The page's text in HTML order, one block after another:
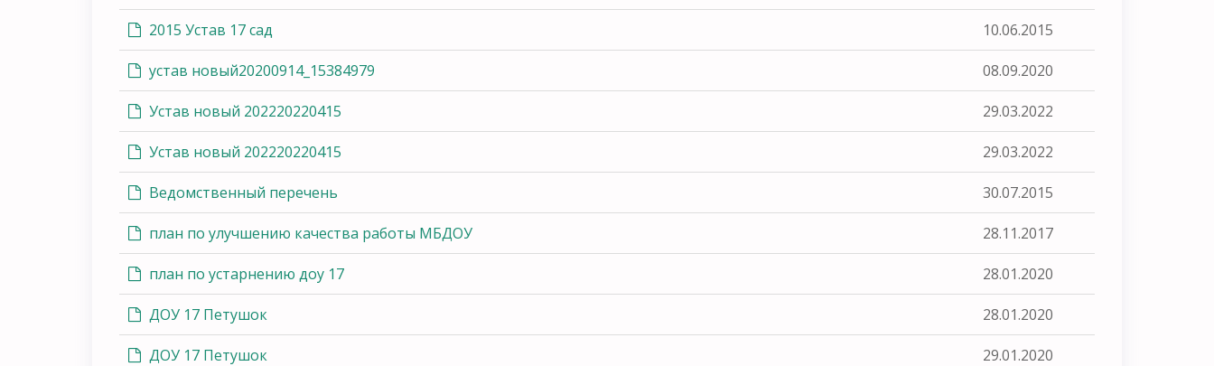
2015 Устав 17 сад 10.06.2015
устав новый20200914_15384979 08.09.2020
Устав новый 202220220415 29.03.2022
Устав новый 202220220415 29.03.2022
Ведомственный перечень 30.07.2015
план по улучшению качества работы МБДОУ 28.11.2017
план по устарнению доу 17 28.01.2020
ДОУ 17 Петушок 28.01.2020
ДОУ 17 Петушок 29.01.2020